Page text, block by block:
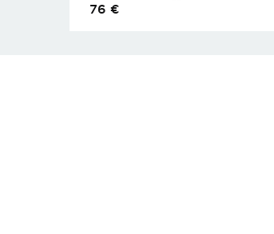
76 €